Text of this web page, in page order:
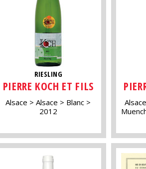
RIESLING
PIERRE KOCH ET FILS
Alsace Alsace
Blanc
2012
Alsace